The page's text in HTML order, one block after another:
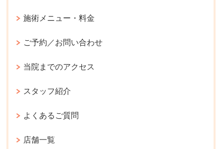
施術メニュー・料金
ご予約／お問い合わせ
当院までのアクセス
スタッフ紹介
よくあるご質問
店舗一覧